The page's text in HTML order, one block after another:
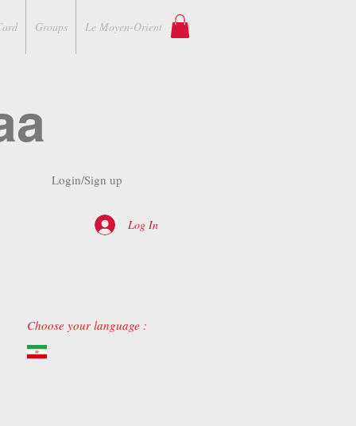
Groups Le Moyen-Orient
Login/Sign up
Log In
Choose your language :